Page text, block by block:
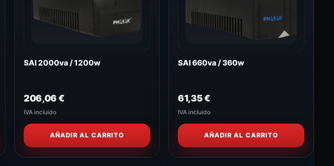
SAI 2000va / 1200w
206,06€
IVA incluido
AÑADIR AL CARRITO
SAI 660va / 360w
61,35€
IVA incluido
AÑADIR AL CARRITO